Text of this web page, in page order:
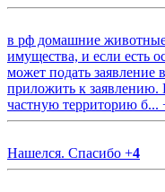
в рф домашние
имущества, и если есть
может подать заявление
приложить к заявлению.
частную территорию б...
Нашелся. Спасибо +4